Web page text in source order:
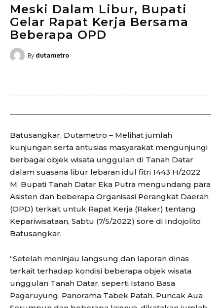
Meski Dalam Libur, Bupati
Gelar Rapat Kerja Bersama
Beberapa OPD
By dutametro
Batusangkar, Dutametro – Melihat jumlah
kunjungan serta antusias masyarakat mengunjungi
berbagai objek wisata unggulan di Tanah Datar
dalam suasana libur lebaran idul fitri 1443 H/2022
M, Bupati Tanah Datar Eka Putra mengundang para
Asisten dan beberapa Organisasi Perangkat Daerah
(OPD) terkait untuk Rapat Kerja (Raker) tentang
Kepariwisataan, Sabtu (7/5/2022) sore di Indojolito
Batusangkar.
“Setelah meninjau langsung dan laporan dinas
terkait terhadap kondisi beberapa objek wisata
unggulan Tanah Datar, seperti Istano Basa
Pagaruyung, Panorama Tabek Patah, Puncak Aua